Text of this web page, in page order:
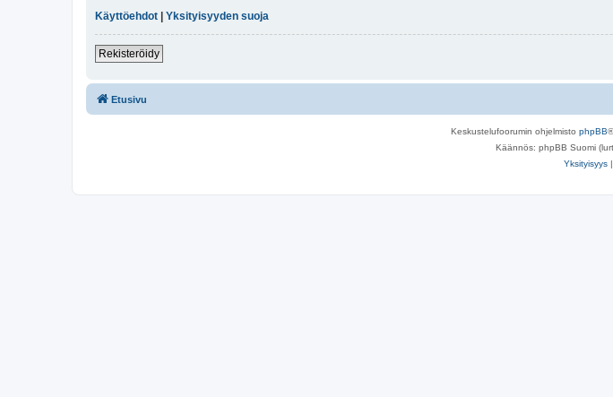
Käyttöehdot
Yksityisyyden suoja
Rekisteröidy
Etusivu
Keskustelufoorumin ohjelmisto phpBB
Käännös: phpBB Suomi
Yksityisyys |